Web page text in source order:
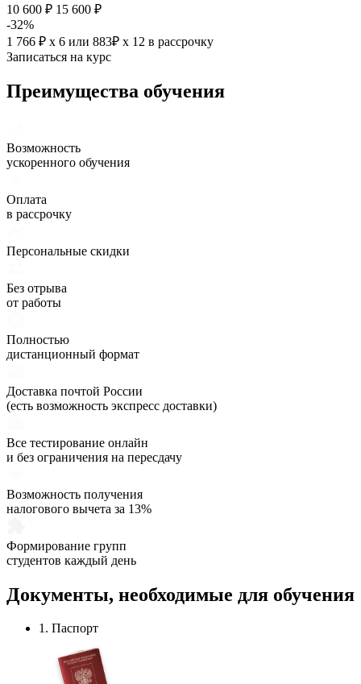
10 600 ₽ 15 600 ₽
-32%
1 766 ₽ х 6 или 883₽ х 12 в рассрочку
Записаться на курс
Преимущества обучения
Возможность
ускоренного обучения
Оплата
в рассрочку
Персональные скидки
Без отрыва
от работы
Полностью
дистанционный формат
Доставка почтой России
(есть возможность экспресс доставки)
Все тестирование онлайн
и без ограничения на пересдачу
Возможность получения
налогового вычета за 13%
Формирование групп
студентов каждый день
Документы, необходимые для обучения
1. Паспорт